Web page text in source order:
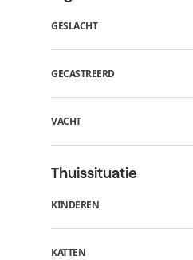
GESLACHT
GECASTREERD
VACHT
Thuissituatie
KINDEREN
KATTEN